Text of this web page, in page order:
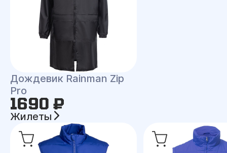
Дождевик Rainman Zip
Pro
1690 ₽
Жилеты